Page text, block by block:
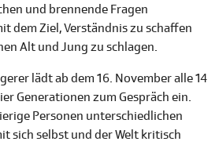
und brennende Fragen
dem Ziel, Verständnis zu schaffen
Alt und Jung zu schlagen.
lädt ab dem 16. November alle 14
Generationen zum Gespräch ein.
Personen unterschiedlichen
sich selbst und der Welt kritisch